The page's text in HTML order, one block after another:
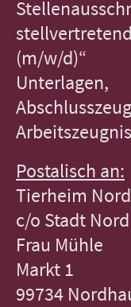
(m/w/d)“
Postalisch an:
Tierheim
c/o Stadt
Frau Mühle
Markt 1
99734